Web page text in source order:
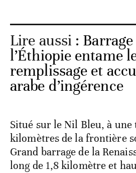
Lire aussi :
l’Éthiopie entame
remplissage et
arabe d’ingérence
Situé sur le Nil Bleu, à une
kilomètres de la frontière
Grand barrage de la
long de 1,8 kilomètre et